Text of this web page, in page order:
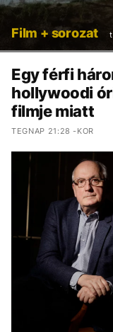
Film + sorozat
Egy férfi
hollywoodi
filmje miatt
TEGNAP 21:28 -KOR